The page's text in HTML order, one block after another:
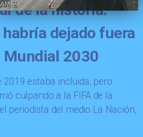
de la historia:
dejado fuera
Mundial 2030
2019 estaba incluida, pero
culpando a la FIFA de la
periodista del medio La Nación,